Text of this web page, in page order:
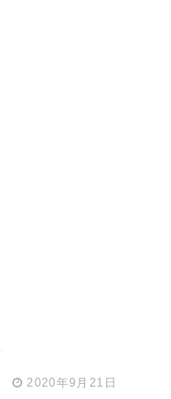
2020年9月21日